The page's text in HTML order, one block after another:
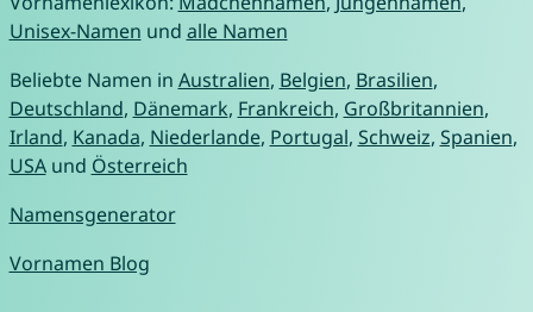
Unisex-Namen und alle Namen
Beliebte Namen in Australien, Belgien, Brasilien,
Deutschland, Dänemark, Frankreich, Großbritannien,
Irland, Kanada, Niederlande, Portugal, Schweiz, Spanien,
USAund Österreich
Namensgenerator
Vornamen Blog